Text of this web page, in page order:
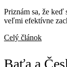
Priznám sa, že
veľmi efektívne
Celý článok
Baťa a